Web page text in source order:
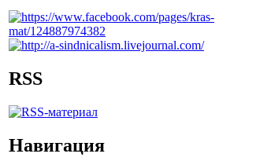
RSS
Навигация